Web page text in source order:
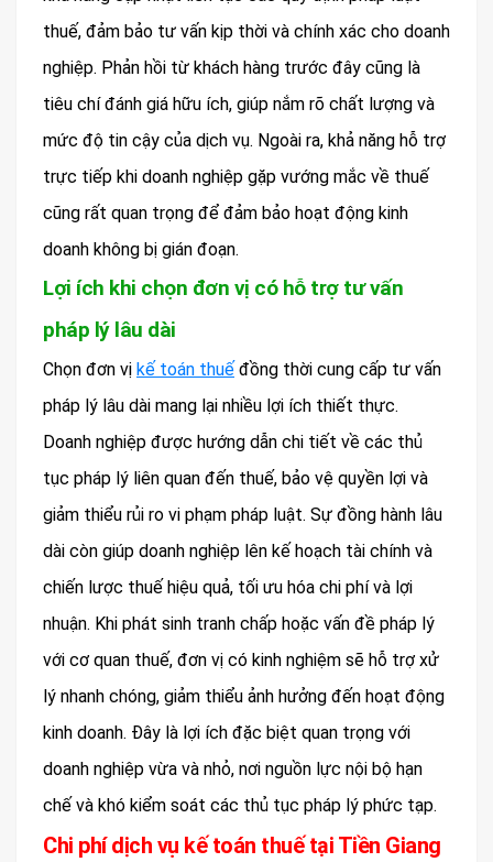
thuế, đảm bảo tư vấn kịp thời và chính xác cho doanh
nghiệp. Phản hồi từ khách hàng trước đây cũng là
tiêu chí đánh giá hữu ích, giúp nắm rõ chất lượng và
mức độ tin cậy của dịch vụ. Ngoài ra, khả năng hỗ trợ
trực tiếp khi doanh nghiệp gặp vướng mắc về thuế
cũng rất quan trọng để đảm bảo hoạt động kinh
doanh không bị gián đoạn.
Lợi ích khi chọn đơn vị có hỗ trợ tư vấn
pháp lý lâu dài
Chọn đơn vị kế toán thuế đồng thời cung cấp tư vấn
pháp lý lâu dài mang lại nhiều lợi ích thiết thực.
Doanh nghiệp được hướng dẫn chi tiết về các thủ
tục pháp lý liên quan đến thuế, bảo vệ quyền lợi và
giảm thiểu rủi ro vi phạm pháp luật. Sự đồng hành lâu
dài còn giúp doanh nghiệp lên kế hoạch tài chính và
chiến lược thuế hiệu quả, tối ưu hóa chi phí và lợi
nhuận. Khi phát sinh tranh chấp hoặc vấn đề pháp lý
với cơ quan thuế, đơn vị có kinh nghiệm sẽ hỗ trợ xử
lý nhanh chóng, giảm thiểu ảnh hưởng đến hoạt động
kinh doanh. Đây là lợi ích đặc biệt quan trọng với
doanh nghiệp vừa và nhỏ, nơi nguồn lực nội bộ hạn
chế và khó kiểm soát các thủ tục pháp lý phức tạp.
Chi phí dịch vụ kế toán thuế tại Tiền Giang